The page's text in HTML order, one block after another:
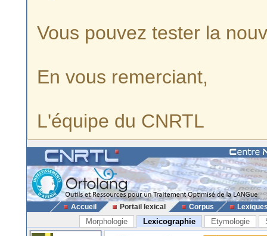
Vous pouvez tester la
En vous remerciant,
L'équipe du CNRTL
Accueil Portail lexical Corpus
Morphologie Lexicographie Etymologie